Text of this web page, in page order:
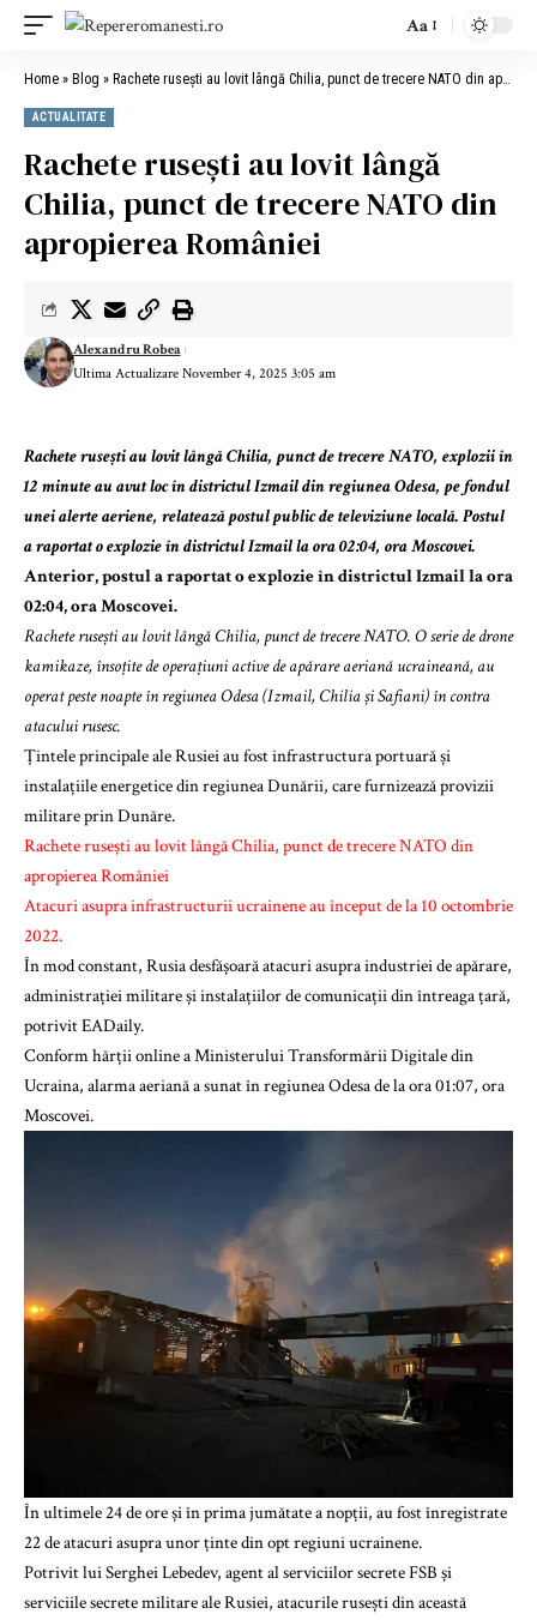
Aa
Home » Blog » Rachete rusești au lovit lângă Chilia, punct de trecere NATO din apropierea României
ACTUALITATE
Rachete rusești au lovit lângă
Chilia, punct de trecere NATO din
apropierea României
Ultima Actualizare November 4, 2025 3:05 am
Alexandru Robea
Rachete rusești au lovit lângă Chilia, punct de trecere NATO, explozii în
12 minute au avut loc în districtul Izmail din regiunea Odesa, pe fondul
unei alerte aeriene, relatează postul public de televiziune locală. Postul
a raportat o explozie în districtul Izmail la ora 02:04, ora Moscovei.
Anterior, postul a raportat o explozie în districtul Izmail la ora
02:04, ora Moscovei.
Rachete rusești au lovit lângă Chilia, punct de trecere NATO. O serie de drone
kamikaze, însoțite de operațiuni active de apărare aeriană ucraineană, au
operat peste noapte în regiunea Odesa (Izmail, Chilia și Safiani) în contra
atacului rusesc.
Țintele principale ale Rusiei au fost infrastructura portuară și
instalațiile energetice din regiunea Dunării, care furnizează provizii
militare prin Dunăre.
Rachete rusești au lovit lângă Chilia, punct de trecere NATO din
apropierea României
Atacuri asupra infrastructurii ucrainene au început de la 10 octombrie
2022.
În mod constant, Rusia desfășoară atacuri asupra industriei de apărare,
administrației militare și instalațiilor de comunicații din întreaga țară,
potrivit EADaily.
Conform hărții online a Ministerului Transformării Digitale din
Ucraina, alarma aeriană a sunat în regiunea Odesa de la ora 01:07, ora
Moscovei.
În ultimele 24 de ore și în prima jumătate a nopții, au fost înregistrate
22 de atacuri asupra unor ținte din opt regiuni ucrainene.
Potrivit lui Serghei Lebedev, agent al serviciilor secrete FSB și
serviciile secrete militare ale Rusiei, atacurile rusești din această